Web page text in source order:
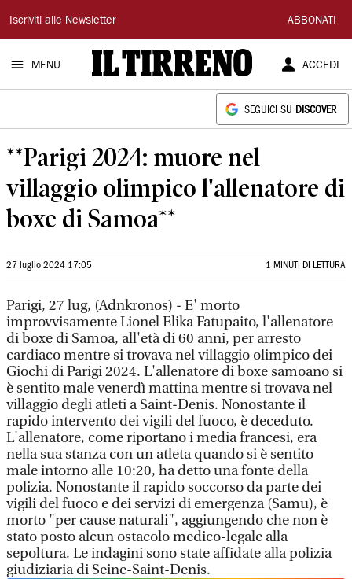
Il
Tirreno
Iscriviti alle Newsletter ABBONATI
MENU ACCEDI
SEGUICI SU DISCOVER
**Parigi 2024: muore nel
villaggio olimpico l'allenatore di
boxe di Samoa**
27 luglio 2024 17:05 1 MINUTI DI LETTURA
Parigi, 27 lug, (Adnkronos) - E' morto
improvvisamente Lionel Elika Fatupaito, l'allenatore
di boxe di Samoa, all'età di 60 anni, per arresto
cardiaco mentre si trovava nel villaggio olimpico dei
Giochi di Parigi 2024. L'allenatore di boxe samoano si
è sentito male venerdì mattina mentre si trovava nel
villaggio degli atleti a Saint-Denis. Nonostante il
rapido intervento dei vigili del fuoco, è deceduto.
L'allenatore, come riportano i media francesi, era
nella sua stanza con un atleta quando si è sentito
male intorno alle 10:20, ha detto una fonte della
polizia. Nonostante il rapido soccorso da parte dei
vigili del fuoco e dei servizi di emergenza (Samu), è
morto "per cause naturali", aggiungendo che non è
stato posto alcun ostacolo medico-legale alla
sepoltura. Le indagini sono state affidate alla polizia
giudiziaria di Seine-Saint-Denis.